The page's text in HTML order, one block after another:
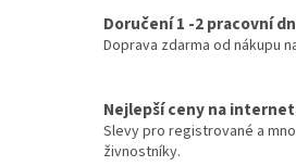
í
p
r
k
y
v
Doručení 1 -2 pracovní
Doprava zdarma od nákupu
Nejlepší ceny na
Slevy pro registrované a
živnostníky.